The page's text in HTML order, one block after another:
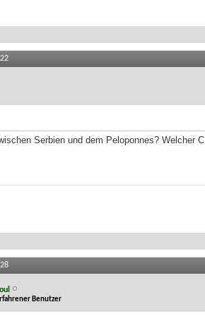
Serbien und dem Peloponnes? Welcher
Benutzer